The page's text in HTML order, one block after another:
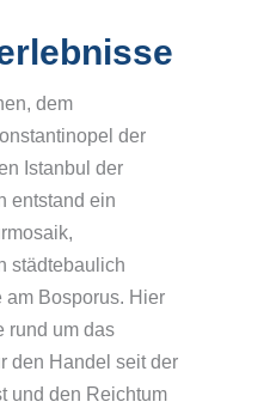
dem
der
Istanbul der
entstand ein
städtebaulich
Bosporus. Hier
rund um das
den Handel seit der
und den Reichtum